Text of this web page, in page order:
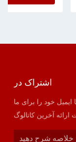
اشتراک در
خود را برای ما